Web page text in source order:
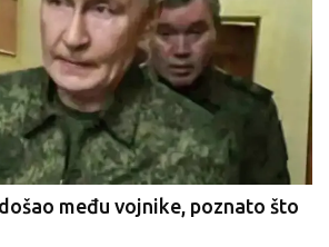
ide jednom cestom Sudža-Sumi. Svi su znali
taj put. No, našem zapovjedništvu je to